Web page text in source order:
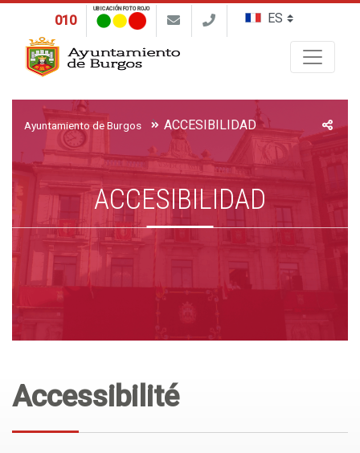
010
UBICACIÓN FOTO ROJO
Ayuntamiento de Burgos ACCESIBILIDAD
ACCESIBILIDAD
Accessibilité